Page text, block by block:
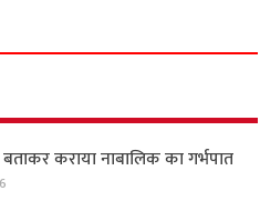
कराया नाबालिक का गर्भपात